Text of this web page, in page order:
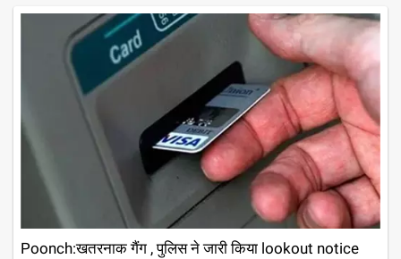
Poonch:खतरनाक गैंग , पुलिस ने जारी किया lookout notice